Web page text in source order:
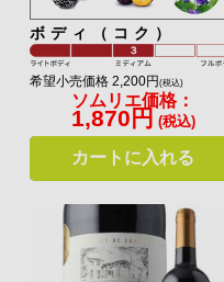
ボディ（コク）
希望小売価格 2,200円(税込)
ソムリエ価格：
1,870円 (税込)
カートに入れる